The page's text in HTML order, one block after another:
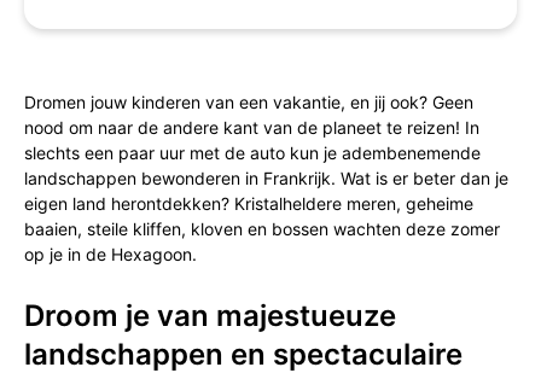
Dromen jouw kinderen van een vakantie, en jij ook? Geen
nood om naar de andere kant van de planeet te reizen! In
slechts een paar uur met de auto kun je adembenemende
landschappen bewonderen in Frankrijk. Wat is er beter dan je
eigen land herontdekken? Kristalheldere meren, geheime
baaien, steile kliffen, kloven en bossen wachten deze zomer
op je in de Hexagoon.
Droom je van majestueuze
landschappen en spectaculaire